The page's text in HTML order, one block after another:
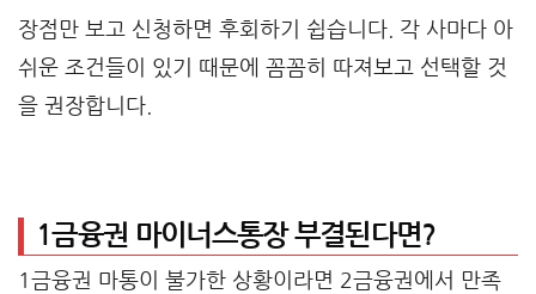
장점만 보고 신청하면 후회하기 쉽습니다. 각 사마다 아
쉬운 조건들이 있기 때문에 꼼꼼히 따져보고 선택할 것
을 권장합니다.
1금융권 마이너스통장 부결된다면?
1금융권 마통이 불가한 상황이라면 2금융권에서 만족